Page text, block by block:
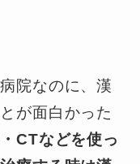
院なのに、漢
が面白かった
CTなどを使っ